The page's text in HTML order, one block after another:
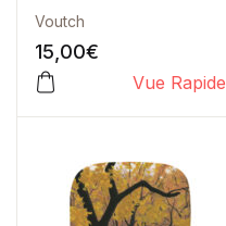
Voutch
15,00€
Vue Rapide